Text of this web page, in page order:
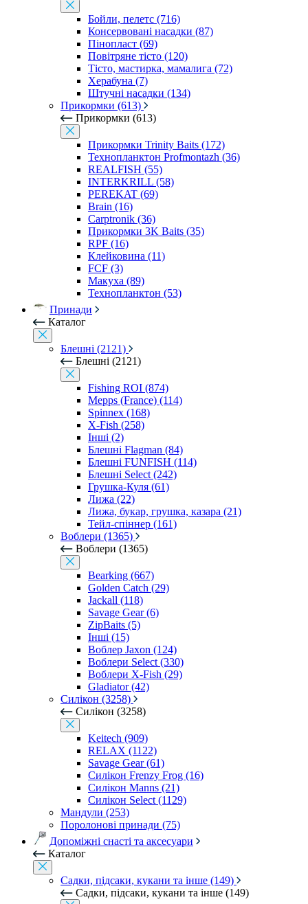
Бойли, пелетс (716)
Консервовані насадки (87)
Пінопласт (69)
Повітряне тісто (120)
Тісто, мастирка, мамалига (72)
Херабуна (7)
Штучні насадки (134)
Прикормки (613)
Прикормки (613)
Прикормки Trinity Baits (172)
Технопланктон Profmontazh (36)
REALFISH (55)
INTERKRILL (58)
PEREKAT (69)
Brain (16)
Carptronik (36)
Прикормки 3K Baits (35)
RPF (16)
Клейковина (11)
FCF (3)
Макуха (89)
Технопланктон (53)
Принади
Каталог
Блешні (2121)
Блешні (2121)
Fishing ROI (874)
Mepps (France) (114)
Spinnex (168)
X-Fish (258)
Інші (2)
Блешні Flagman (84)
Блешні FUNFISH (114)
Блешні Select (242)
Грушка-Куля (61)
Лижа (22)
Лижа, букар, грушка, казара (21)
Тейл-спіннер (161)
Воблери (1365)
Воблери (1365)
Bearking (667)
Golden Catch (29)
Jackall (118)
Savage Gear (6)
ZipBaits (5)
Інші (15)
Воблер Jaxon (124)
Воблери Select (330)
Воблери X-Fish (29)
Gladiator (42)
Силікон (3258)
Силікон (3258)
Keitech (909)
RELAX (1122)
Savage Gear (61)
Силікон Frenzy Frog (16)
Силікон Manns (21)
Силікон Select (1129)
Мандули (253)
Поролонові принади (75)
Допоміжні снасті та аксесуари
Каталог
Садки, підсаки, кукани та інше (149)
Садки, підсаки, кукани та інше (149)